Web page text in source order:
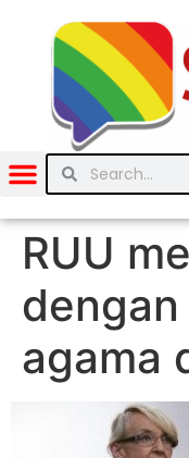
RUU
agama